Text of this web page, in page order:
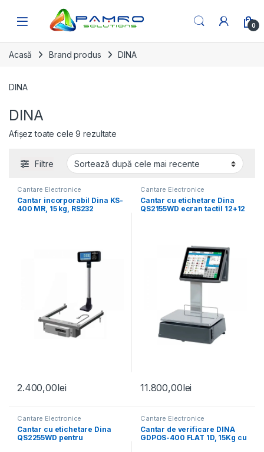
Skip to navigation
Open 0
Acasă Brand produs DINA
DINA
DINA
Afișez toate cele 9 rezultateSortat după cele mai recente
Filtre
Cantare Electronice
Cantar incorporabil Dina KS-
400 MR, 15 kg, RS232
2.400,00lei
Cantare Electronice
Cantar cu etichetare Dina
QS2155WD ecran tactil 12+12
11.800,00lei
Cantare Electronice
Cantar cu etichetare Dina
QS2255WD pentru
Cantare Electronice
Cantar de verificare DINA
GDPOS-400 FLAT 1D, 15Kg cu